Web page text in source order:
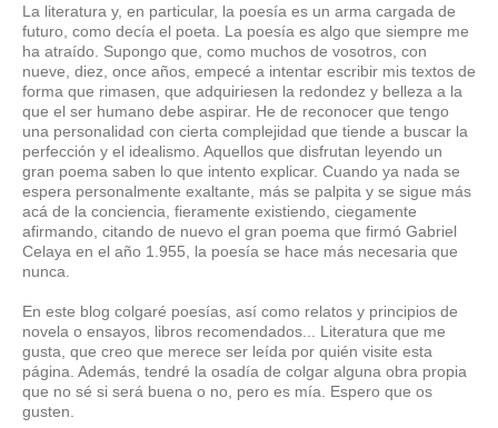
La literatura y, en particular, la poesía es un arma cargada de
futuro, como decía el poeta. La poesía es algo que siempre me
ha atraído. Supongo que, como muchos de vosotros, con
nueve, diez, once años, empecé a intentar escribir mis textos de
forma que rimasen, que adquiriesen la redondez y belleza a la
que el ser humano debe aspirar. He de reconocer que tengo
una personalidad con cierta complejidad que tiende a buscar la
perfección y el idealismo. Aquellos que disfrutan leyendo un
gran poema saben lo que intento explicar. Cuando ya nada se
espera personalmente exaltante, más se palpita y se sigue más
acá de la conciencia, fieramente existiendo, ciegamente
afirmando, citando de nuevo el gran poema que firmó Gabriel
Celaya en el año 1.955, la poesía se hace más necesaria que
nunca.
En este blog colgaré poesías, así como relatos y principios de
novela o ensayos, libros recomendados... Literatura que me
gusta, que creo que merece ser leída por quién visite esta
página. Además, tendré la osadía de colgar alguna obra propia
que no sé si será buena o no, pero es mía. Espero que os
gusten.